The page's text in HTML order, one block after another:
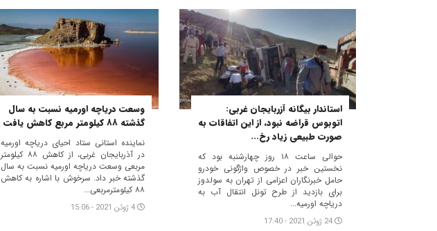
استاندار بیگانه آزربایجان غربی:
اتوبوس قراضه نبود، از این اتفاقات به
صورت طبیعی زیاد رخ...
حوالی ساعت ۱۸ روز چهارشنبه بود که
نخستین خبر در خصوص واژگونی خودرو
حامل خبرنگاران اعزامی از تهران به سولدوز
برای بازدید از طرح تونل انتقال آب به
دریاچه اورمیه...
24 ژوئن 2021 - 17:40
وسعت دریاچه اورمیه نسبت به سال
گذشته ۸۸ کیلومتر مربع کاهش یافت
نماینده استانی ستاد احیای دریاچه اورمیه
در آذربایجان غربی، از کاهش ۸۸ کیلومتر
مربعی وسعت دریاچه اورمیه نسبت به سال
گذشته خبر داد. سرخوش با اشاره به کاهش
۸۸ کیلومترمربعی...
4 ژوئن 2021 - 15:06